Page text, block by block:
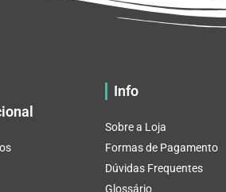
Info
Sobre a Loja
Formas de Pagamento
Dúvidas Frequentes
Glossário